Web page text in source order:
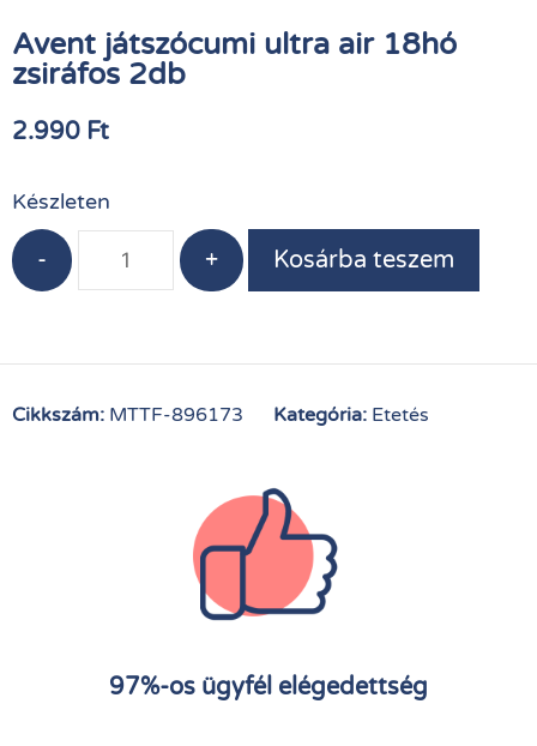
Avent játszócumi ultra air 18hó
zsiráfos 2db
2.990 Ft
Készleten
- + Kosárba teszem
Cikkszám: MTTF-896173 Kategória: Etetés
97%-os ügyfél elégedettség